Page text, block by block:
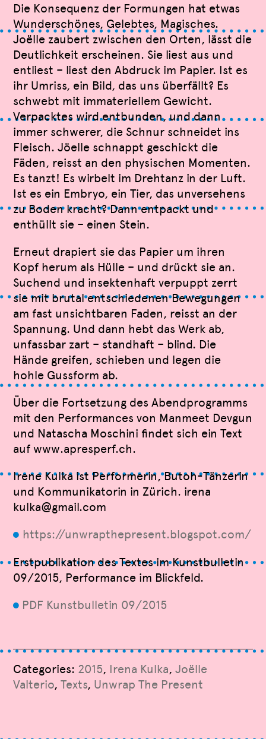
Die Konsequenz der Formungen hat etwas
Wunderschönes, Gelebtes, Magisches.
Joëlle zaubert zwischen den Orten, lässt die
Deutlichkeit erscheinen. Sie liest aus und
entliest – liest den Abdruck im Papier. Ist es
ihr Umriss, ein Bild, das uns überfällt? Es
schwebt mit immateriellem Gewicht.
Verpacktes wird entbunden, und dann
immer schwerer, die Schnur schneidet ins
Fleisch. Jöelle schnappt geschickt die
Fäden, reisst an den physischen Momenten.
Es tanzt! Es wirbelt im Drehtanz in der Luft.
Ist es ein Embryo, ein Tier, das unversehens
zu Boden kracht? Dann entpackt und
enthüllt sie – einen Stein.
Erneut drapiert sie das Papier um ihren
Kopf herum als Hülle – und drückt sie an.
Suchend und insektenhaft verpuppt zerrt
sie mit brutal entschiedenen Bewegungen
am fast unsichtbaren Faden, reisst an der
Spannung. Und dann hebt das Werk ab,
unfassbar zart – standhaft – blind. Die
Hände greifen, schieben und legen die
hohle Gussform ab.
Über die Fortsetzung des Abendprogramms
mit den Performances von Manmeet Devgun
und Natascha Moschini findet sich ein Text
auf www.apresperf.ch.
Irene Kulka ist Performerin, Butoh-Tänzerin
und Kommunikatorin in Zürich. irena
kulka@gmail.com
9 https://unwrapthepresent.blogspot.com/
Erstpublikation des Textes im Kunstbulletin
09/2015, Performance im Blickfeld.
9 PDF Kunstbulletin 09/2015
Categories: 2015, Irena Kulka,Joëlle
Valterio,Texts, Unwrap The Present